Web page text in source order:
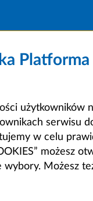
użytkowników
serwisu
w celu
możesz
Możesz